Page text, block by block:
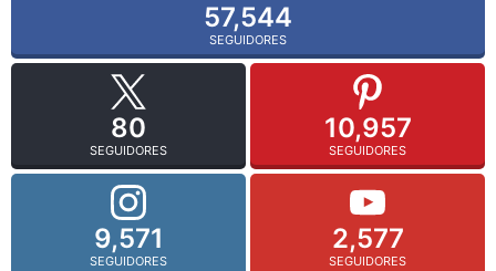
57,544
SEGUIDORES
80
SEGUIDORES
10,957
SEGUIDORES
9,571
SEGUIDORES
2,577
SEGUIDORES